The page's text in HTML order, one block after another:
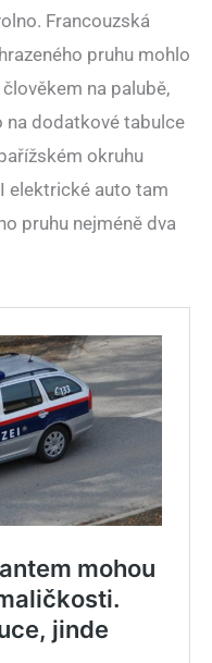
Francouzská
pruhu mohlo
na palubě,
na dodatkové tabulce
okruhu
elektrické auto tam
pruhu nejméně dva